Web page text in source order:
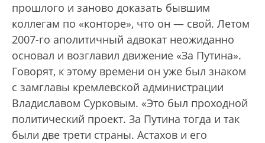
прошлого и заново доказать бывшим
коллегам по «конторе», что он — свой. Летом
2007-го аполитичный адвокат неожиданно
основал и возглавил движение «За Путина».
Говорят, к этому времени он уже был знаком
с замглавы кремлевской администрации
Владиславом Сурковым. «Это был проходной
политический проект. За Путина тогда и так
были две трети страны. Астахов и его